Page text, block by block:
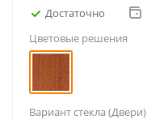
Достаточно
Цветовые решения
Вариант стекла (Двери)